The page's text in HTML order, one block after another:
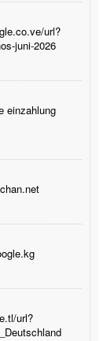
url?
juni-2026
einzahlung
url?